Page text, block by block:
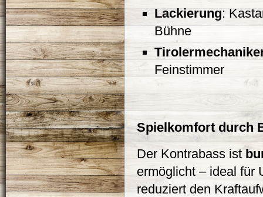
Lackierung:
Bühne
Feinstimmer
Spielkomfort durch
Der Kontrabass ist
ermöglicht – ideal für
reduziert den